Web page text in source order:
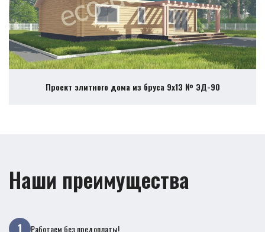
Проект элитного дома из бруса 9х13 № ЭД-90
Наши преимущества
Работаем без предоплаты!